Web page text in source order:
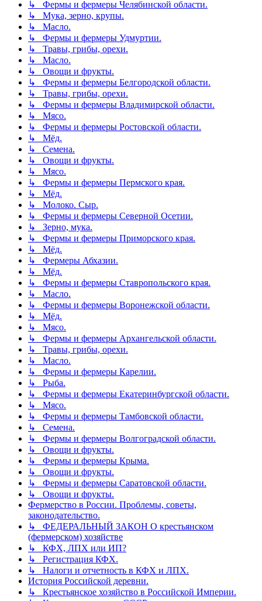
↳ Фермы и фермеры Челябинской области.
↳ Мука, зерно, крупы.
↳ Масло.
↳ Фермы и фермеры Удмуртии.
↳ Травы, грибы, орехи.
↳ Масло.
↳ Овощи и фрукты.
↳ Фермы и фермеры Белгородской области.
↳ Травы, грибы, орехи.
↳ Фермы и фермеры Владимирской области.
↳ Мясо.
↳ Фермы и фермеры Ростовской области.
↳ Мёд.
↳ Семена.
↳ Овощи и фрукты.
↳ Мясо.
↳ Фермы и фермеры Пермского края.
↳ Мёд.
↳ Молоко. Сыр.
↳ Фермы и фермеры Северной Осетии.
↳ Зерно, мука.
↳ Фермы и фермеры Приморского края.
↳ Мёд.
↳ Фермеры Абхазии.
↳ Мёд.
↳ Фермы и фермеры Ставропольского края.
↳ Масло.
↳ Фермы и фермеры Воронежской области.
↳ Мёд.
↳ Мясо.
↳ Фермы и фермеры Архангельской области.
↳ Травы, грибы, орехи.
↳ Масло.
↳ Фермы и фермеры Карелии.
↳ Рыба.
↳ Фермы и фермеры Екатеринбургской области.
↳ Мясо.
↳ Фермы и фермеры Тамбовской области.
↳ Семена.
↳ Фермы и фермеры Волгоградской области.
↳ Овощи и фрукты.
↳ Фермы и фермеры Крыма.
↳ Овощи и фрукты.
↳ Фермы и фермеры Саратовской области.
↳ Овощи и фрукты.
Фермерство в России. Проблемы, советы,
законодательство.
↳ ФЕДЕРАЛЬНЫЙ ЗАКОН О крестьянском
(фермерском) хозяйстве
↳ КФХ, ЛПХ или ИП?
↳ Регистрация КФХ.
↳ Налоги и отчетность в КФХ и ЛПХ.
История Российской деревни.
↳ Крестьянское хозяйство в Российской Империи.